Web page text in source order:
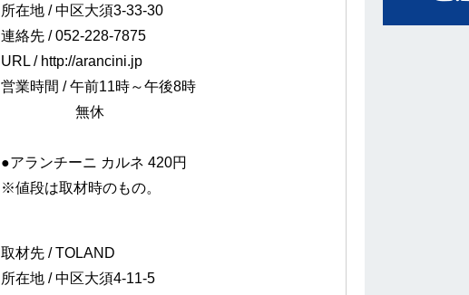
所在地 / 中区大須3-33-30
連絡先 / 052-228-7875
URL / http://arancini.jp
営業時間 / 午前11時～午後8時
無休
●アランチーニ カルネ 420円
※値段は取材時のもの。
取材先 / TOLAND
所在地 / 中区大須4-11-5